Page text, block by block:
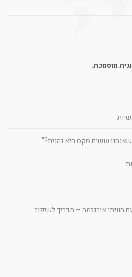
מוסמכת.
עושים סקס היא נהנית?"
אי פעם חוויתי אורגזמה – מדריך לשיפור